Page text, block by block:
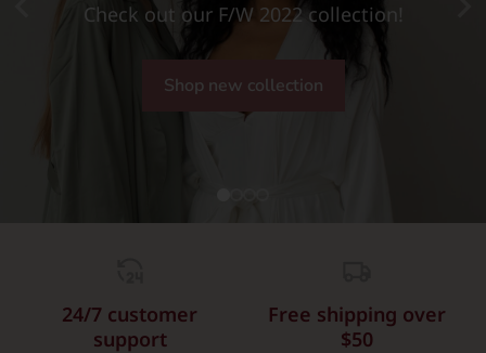
Check out our F/W 2022 collection!
Shop new collection
24/7 customer
support
Free shipping over
$50